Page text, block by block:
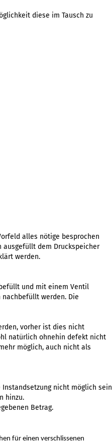
diese im Tausch zu
alles nötige besprochen
dem Druckspeicher
werden.
und mit einem Ventil
werden. Die
vorher ist dies nicht
natürlich ohnehin defekt nicht
möglich, auch nicht als
nicht möglich sein
hinzu.
Betrag.
für einen verschlissenen